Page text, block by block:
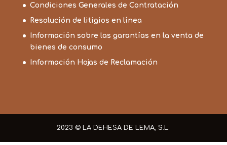
Condiciones Generales de Contratación
Resolución de litigios en línea
Información sobre las garantías en la venta de
bienes de consumo
Información Hojas de Reclamación
2023 © LA DEHESA DE LEMA, S.L.